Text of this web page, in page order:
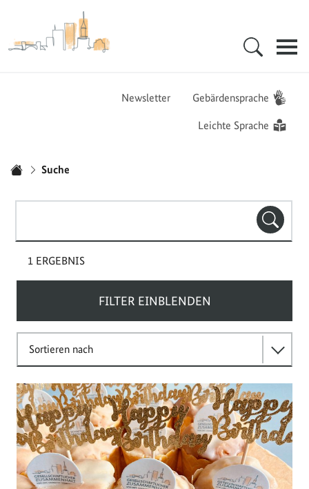
Zur Startseite - BGZ - Bundesamt für Migration und Flüchtlinge
Newsletter Gebärdensprache
Leichte Sprache
Suche
1 ERGEBNIS
FILTER EINBLENDEN
Sortieren nach